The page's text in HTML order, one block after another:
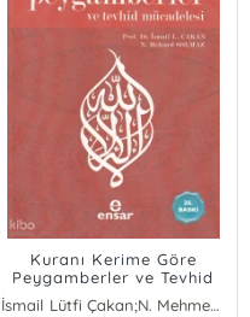
Kuranı Kerime Göre
Peygamberler ve Tevhid
Mücadelesi
İsmail Lütfi Çakan;N. Mehmed Solmaz